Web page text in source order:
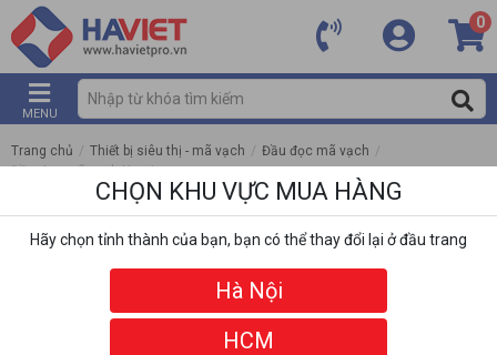
0
MENU
Trang chủ / Thiết bị siêu thị - mã vạch / Đầu đọc mã vạch /
Đầu đọc mã vạch Heroje
CHỌN KHU VỰC MUA HÀNG
Hãy chọn tỉnh thành của bạn, bạn có thể thay đổi lại ở đầu trang
Hà Nội
HCM